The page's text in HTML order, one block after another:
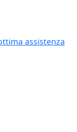
assistenza